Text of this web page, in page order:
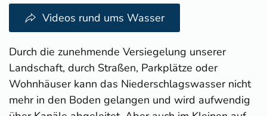
Videos rund ums Wasser
Durch die zunehmende Versiegelung unserer
Landschaft, durch Straßen, Parkplätze oder
Wohnhäuser kann das Niederschlagswasser nicht
mehr in den Boden gelangen und wird aufwendig